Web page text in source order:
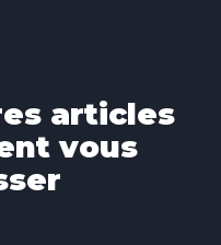
articles
vous